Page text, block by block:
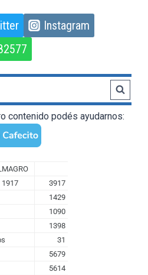
Instagram
contenido podés ayudarnos: